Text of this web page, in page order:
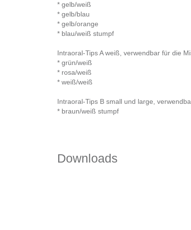
* gelb/weiß
* gelb/blau
* gelb/orange
* blau/weiß stumpf
Intraoral-Tips A weiß, verwendbar für die
* grün/weiß
* rosa/weiß
* weiß/weiß
Intraoral-Tips B small und large,
* braun/weiß stumpf
Downloads